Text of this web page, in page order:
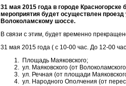
31 мая 2015 года в городе
мероприятия будет осуществлен
Волоколамскому шоссе.
В связи с этим, будет временно
31 мая 2015 года ( с 10-00 час. До 12-00
Площадь Маяковского;
ул. Маяковского (от
ул. Речная (от площади
ул. Народного Ополчения (от